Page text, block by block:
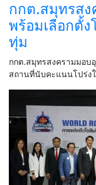
กกต.สมุทรสง
พร้อมเลือกตั้ง
ทุ่ม
กกต.สมุทรสงครามมอบ
สถานที่นับคะแนนโปร่ง